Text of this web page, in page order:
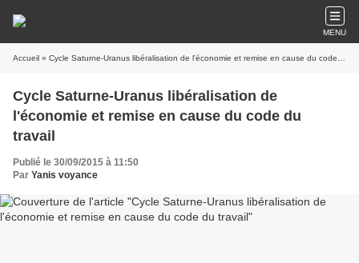
MENU
Accueil » Cycle Saturne-Uranus libéralisation de l'économie et remise en cause du code du travail
Cycle Saturne-Uranus libéralisation de
l'économie et remise en cause du code du
travail
Publié le 30/09/2015 à 11:50
Par Yanis voyance